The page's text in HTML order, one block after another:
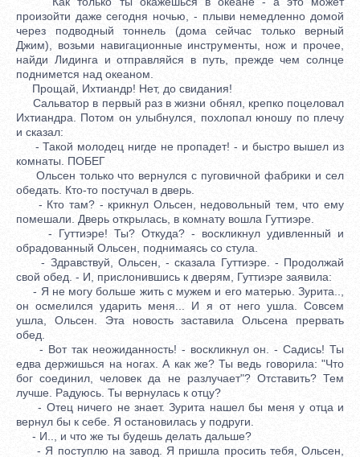
произойти даже сегодня ночью, - плыви немедленно домой
через подводный тоннель (дома сейчас только верный
Джим), возьми навигационные инструменты, нож и прочее,
найди Лидинга и отправляйся в путь, прежде чем солнце
поднимется над океаном.
Прощай, Ихтиандр! Нет, до свидания!
Сальватор в первый раз в жизни обнял, крепко поцеловал
Ихтиандра. Потом он улыбнулся, похлопал юношу по плечу
и сказал:
- Такой молодец нигде не пропадет! - и быстро вышел из
комнаты. ПОБЕГ
Ольсен только что вернулся с пуговичной фабрики и сел
обедать. Кто-то постучал в дверь.
- Кто там? - крикнул Ольсен, недовольный тем, что ему
помешали. Дверь открылась, в комнату вошла Гуттиэре.
- Гуттиэре! Ты? Откуда? - воскликнул удивленный и
обрадованный Ольсен, поднимаясь со стула.
- Здравствуй, Ольсен, - сказала Гуттиэре. - Продолжай
свой обед. - И, прислонившись к дверям, Гуттиэре заявила:
- Я не могу больше жить с мужем и его матерью. Зурита..,
он осмелился ударить меня... И я от него ушла. Совсем
ушла, Ольсен. Эта новость заставила Ольсена прервать
обед.
- Вот так неожиданность! - воскликнул он. - Садись! Ты
едва держишься на ногах. А как же? Ты ведь говорила: "Что
бог соединил, человек да не разлучает"? Отставить? Тем
лучше. Радуюсь. Ты вернулась к отцу?
- Отец ничего не знает. Зурита нашел бы меня у отца и
вернул бы к себе. Я остановилась у подруги.
- И.., и что же ты будешь делать дальше?
- Я поступлю на завод. Я пришла просить тебя, Ольсен,